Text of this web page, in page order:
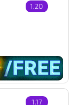
1.20
1.17